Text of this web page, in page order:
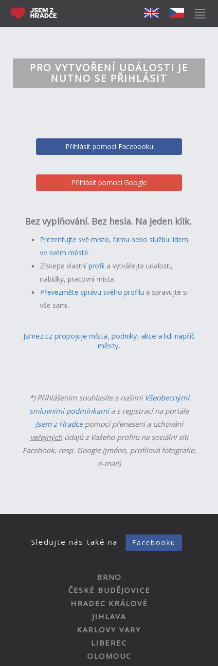
PRO VYTVOŘENÍ UDÁLOSTI JE
NUTNO SE PŘIHLÁSIT
Přihlásit pomocí Facebooku
Přihlásit pomocí Google
Bez vyplňování. Bez hesla. Na jeden klik.
Prezentujte své místo, firmu nebo službu lidem
ve svém městě.
Získejte vlastníprofil a vytvářejte udalosti,
nabídky, pracovní místa.
Převezměte správu svého profilu a spravujte si
vše sami.
Jsmez.cz propojuje místa, podniky, akce a lidi napříč
městy.
*) Přihlášením souhlasíte s našimi Všeobecnými
smluvními podmínkamia s registrací na portále
Jsem z Hradcepomocí přenesení a uchování
veřejnýchúdajů z Vašeho profilu na sociální síti
Facebook, resp. Google (jméno, profilová fotografie,
e-mail)
Sledujte nás také na Facebooku
BRNO
ČESKÉ BUDĚJOVICE
HRADEC KRÁLOVÉ
JIHLAVA
KARLOVY VARY
LIBEREC
OLOMOUC